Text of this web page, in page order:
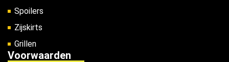
Spoilers
Zijskirts
Grillen
Voorwaarden